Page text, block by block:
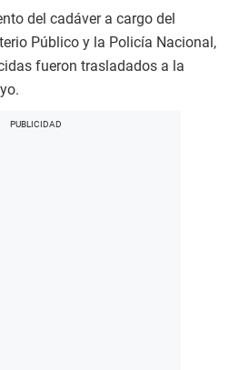
del cadáver a cargo del
Público y la Policía Nacional,
fueron trasladados a la